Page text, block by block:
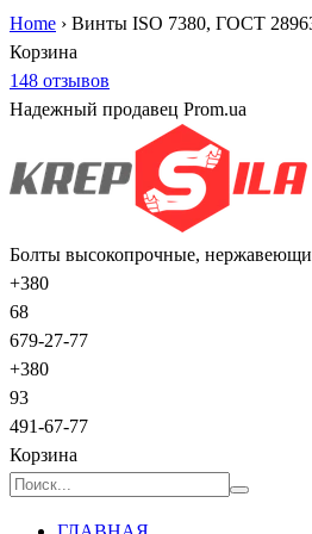
Home › Винты ISO 7380, ГОСТ
Корзина
148 отзывов
Надежный продавец Prom.ua
Болты высокопрочные,
+380
68
679-27-77
+380
93
491-67-77
Корзина